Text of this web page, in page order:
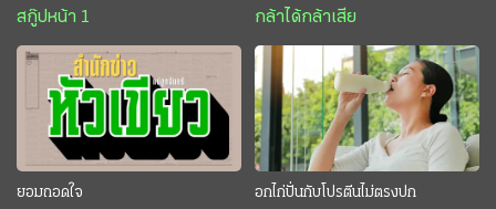
สกู๊ปหน้า 1 กล้าได้กล้าเสีย
ยอมถอดใจ อกไก่ปั่นกับโปรตีนไม่ตรงปก